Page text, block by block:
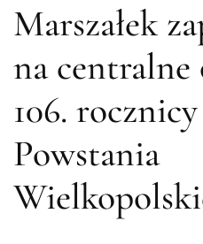
Marszałek
na centralne
106.
Powstania